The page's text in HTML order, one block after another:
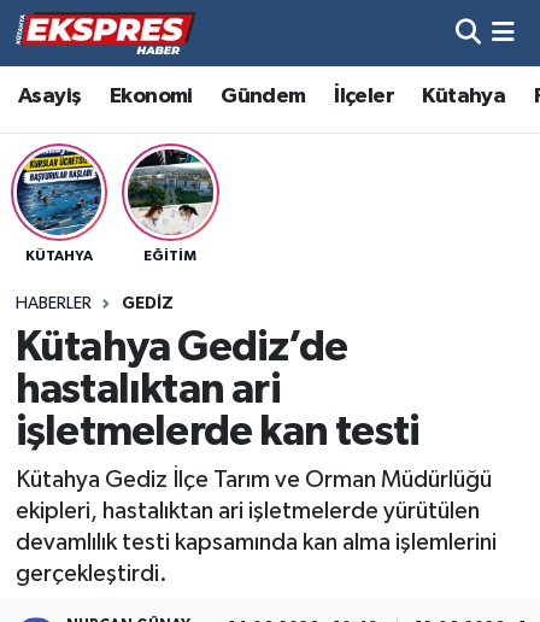
Asayiş Ekonomi Gündem İlçeler Kütahya
KÜTAHYA EĞITIM
HABERLER GEDIZ
Kütahya Gediz’de
hastalıktan ari
işletmelerde kan testi
Kütahya Gediz İlçe Tarım ve Orman Müdürlüğü
ekipleri, hastalıktan ari işletmelerde yürütülen
devamlılık testi kapsamında kan alma işlemlerini
gerçekleştirdi.
Altıntaş
Asayiş
Aslanapa
Bölge
Çavdarhisar
Dumlupınar
Dünya
Hava Durumu
Trafik Durumu
Süper Lig Puan Durumu ve Fikstür
Son Dakika Haberleri
Haber Arşivi